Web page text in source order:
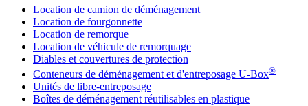
Location de camion de déménagement
Location de fourgonnette
Location de remorque
Location de véhicule de remorquage
Diables et couvertures de protection
Conteneurs de déménagement et d'entreposage U-Box®
Unités de libre-entreposage
Boîtes de déménagement réutilisables en plastique